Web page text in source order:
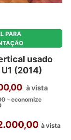
PARA
usado
(2014)
à vista
– economize
à vista